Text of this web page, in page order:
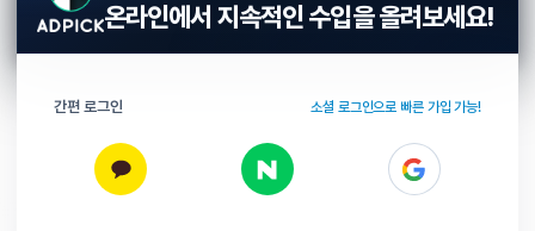
온라인에서 지속적인 수입을 올려보세요!
간편 로그인 소셜 로그인으로 빠른 가입 가능!